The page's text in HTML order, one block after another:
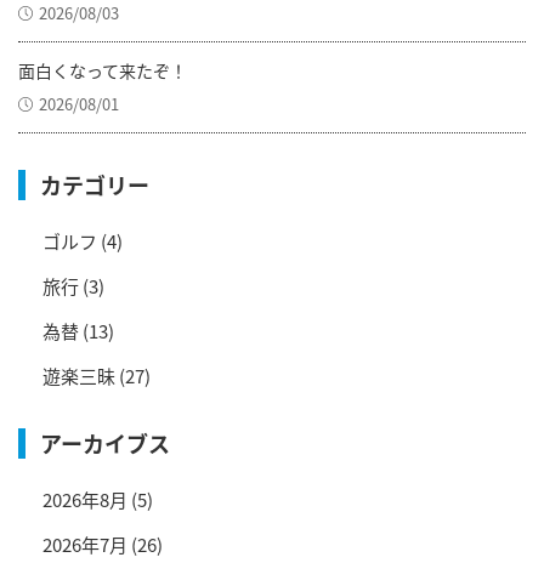
2026/08/03
面白くなって来たぞ！
2026/08/01
カテゴリー
ゴルフ (4)
旅行(3)
為替(13)
遊楽三昧(27)
アーカイブス
2026年8月 (5)
2026年7月 (26)